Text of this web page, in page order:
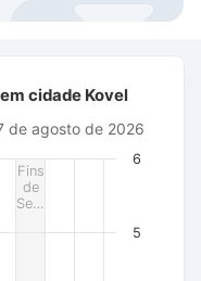
agosto de 2026
Data ranges from
PM2.5, Wind power
Fins
de
Se…
cidade Kovel
de agosto de 2026
5
6